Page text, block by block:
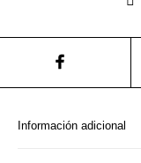
Información adicional